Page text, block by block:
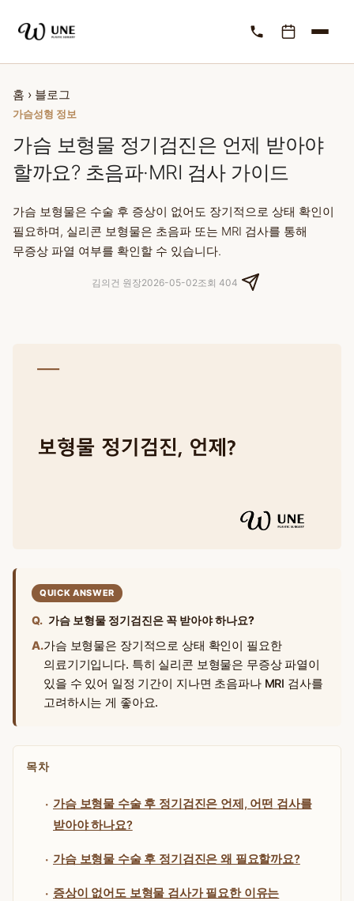
홈 › 블로그
가슴성형 정보
가슴 보형물 정기검진은 언제 받아야
할까요? 초음파·MRI 검사 가이드
가슴 보형물은 수술 후 증상이 없어도 장기적으로 상태 확인이
필요하며, 실리콘 보형물은 초음파 또는 MRI 검사를 통해
무증상 파열 여부를 확인할 수 있습니다.
김의건 원장2026-05-02조회 404
QUICK ANSWER
Q. 가슴 보형물 정기검진은 꼭 받아야 하나요?
A.가슴 보형물은 장기적으로 상태 확인이 필요한
의료기기입니다. 특히 실리콘 보형물은 무증상 파열이
있을 수 있어 일정 기간이 지나면 초음파나 MRI 검사를
고려하시는 게 좋아요.
목차
가슴 보형물 수술 후 정기검진은 언제, 어떤 검사를
받아야 하나요?
가슴 보형물 수술 후 정기검진은 왜 필요할까요?
증상이 없어도 보형물 검사가 필요한 이유는